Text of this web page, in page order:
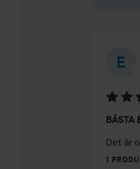
5
av
5
BÄSTA
Det är
1